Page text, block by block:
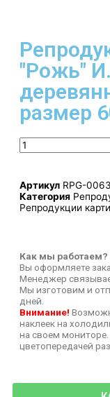
"Рожь"
размер
Артикул RPG-0063
Категория
Репродукции
Как мы работаем?
Вы оформляете
Менеджер
Мы изготовим и
дней.
Внимание!
наклеек на
на своем
цветопередачей